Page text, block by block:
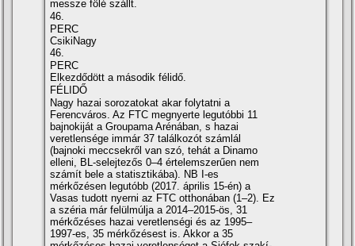
messze fölé szállt.
46.
PERC
CsikiNagy
46.
PERC
Elkezdődött a második félidő.
FÉLIDŐ
Nagy hazai sorozatokat akar folytatni a
Ferencváros. Az FTC megnyerte legutóbbi 11
bajnokiját a Groupama Arénában, s hazai
veretlensége immár 37 találkozót számlál
(bajnoki meccsekről van szó, tehát a Dinamo
elleni, BL-selejtezős 0–4 értelemszerűen nem
számí­t bele a statisztikába). NB I-es
mérkőzésen legutóbb (2017. április 15-én) a
Vasas tudott nyerni az FTC otthonában (1–2). Ez
a széria már felülmúlja a 2014–2015-ös, 31
mérkőzéses hazai veretlenségi és az 1995–
1997-es, 35 mérkőzésest is. Akkor a 35